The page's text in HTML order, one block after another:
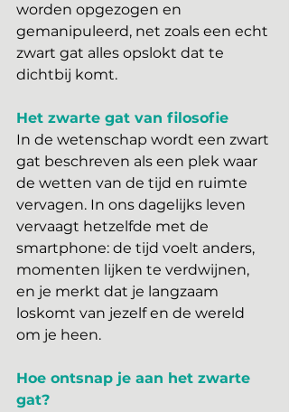
worden opgezogen en
gemanipuleerd, net zoals een echt
zwart gat alles opslokt dat te
dichtbij komt.
Het zwarte gat van filosofie
In de wetenschap wordt een zwart
gat beschreven als een plek waar
de wetten van de tijd en ruimte
vervagen. In ons dagelijks leven
vervaagt hetzelfde met de
smartphone: de tijd voelt anders,
momenten lijken te verdwijnen,
en je merkt dat je langzaam
loskomt van jezelf en de wereld
om je heen.
Hoe ontsnap je aan het zwarte
gat?